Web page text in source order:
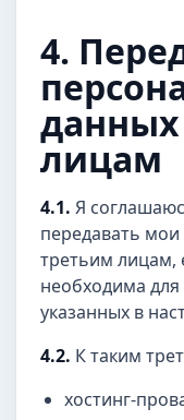
4.
лицам
4.1. Я
передавать
третьим лицам,
необходима
указанных в
4.2. К таким
хостинг-